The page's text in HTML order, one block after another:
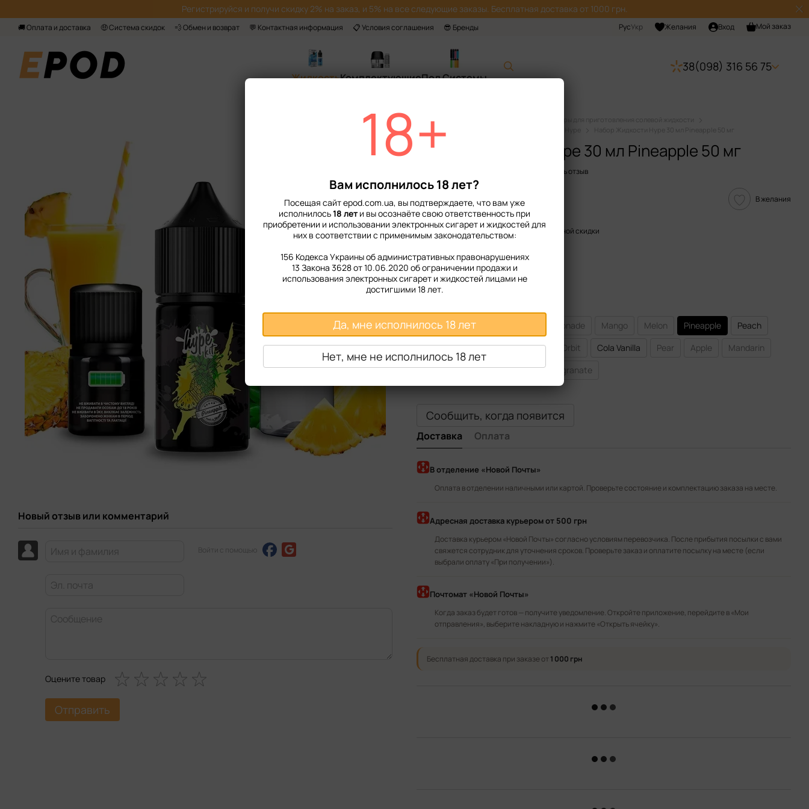
Регистрируйся‌ и получи скидку 2% на заказ, и 5% на все следующие заказы. Бесплатная доставка от 1000 грн.
🚚 Оплата и доставка 🤑 Система скидок 💨 Обмен и возврат 💬 Контактная информация 📋 Условия соглашения 😎 Бренды РусУкр Желания Вход Мой заказ
ЖидкостьКомплектующиеПод Системы
38(098) 316 56 75
Новый отзыв или комментарий
Войти с помощью
Оцените товар
Отправить
Главная
Наборы для приготовления солевой жидкости
Наборы для приготовления солевой жидкости Hype
Набор Жидкости Hype 30 мл Pineapple 50 мг
Набор Жидкости Hype 30 мл Pineapple 50 мг
Оставить отзыв
319 грн В желания
% Войти для отображения накопительной скидки
Крепость
50 мг
Strawberry Pink Lemonade Mango Melon Pineapple
Peach
Lychee
Blueberry Cherry Orbit Cola Vanilla Pear Apple
Mandarin
Raspberry
Cola Cherry Pomegranate
Сообщить, когда появится
Доставка Оплата
В отделение «Новой Почты»
Оплата в отделении наличными или картой. Проверьте состояние и комплектацию заказа на месте.
Адресная доставка курьеромот 500 грн
Доставка курьером «Новой Почты» согласно условиям перевозчика. После прибытия посылки с вами
свяжется сотрудник для уточнения сроков. Проверьте заказ и оплатите посылку на месте (если
выбрали оплату «При получении»).
Почтомат «Новой Почты»
Когда заказ будет готов — получите уведомление. Откройте приложение, перейдите в «Мои
отправления», выберите накладную и нажмите «Открыть ячейку».
Бесплатная доставка при заказе от 1 000 грн
18+
Вам исполнилось 18 лет?
Посещая сайт epod.com.ua, вы подтверждаете, что вам уже
исполнилось18 лет и вы осознаёте свою ответственность при
приобретении и использовании электронных сигарет и жидкостей для
них в соответствии с применимым законодательством:
156 Кодекса Украины об административных правонарушениях
13 Закона 3628 от 10.06.2020 об ограничении продажи и
использования электронных сигарет и жидкостей лицами не
достигшими 18 лет.
Да, мне исполнилось 18 лет
Нет, мне не исполнилось 18 лет